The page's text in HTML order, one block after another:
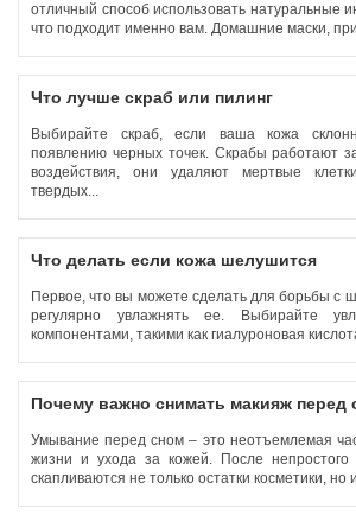
отличный способ использовать натуральные
что подходит именно вам. Домашние маски,
Что лучше скраб или пилинг
Выбирайте скраб, если ваша кожа
появлению черных точек. Скрабы работают
воздействия, они удаляют мертвые
твердых...
Что делать если кожа шелушится
Первое, что вы можете сделать для борьбы с
регулярно увлажнять ее. Выбирайте
компонентами, такими как гиалуроновая
Почему важно снимать макияж перед
Умывание перед сном – это неотъемлемая
жизни и ухода за кожей. После
скапливаются не только остатки косметики, но